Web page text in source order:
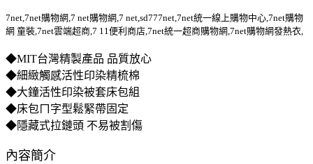
7net,7net購物網,7 net購物網,7 net,sd777net,7net統一線上購物中心,7net購物
網 童裝,7net雲端超商,7 11便利商店,7net統一超商購物網,7net購物網發熱衣,
◆MIT台灣精製產品 品質放心
◆細緻觸感活性印染精梳棉
◆大鐘活性印染被套床包組
◆床包ㄇ字型鬆緊帶固定
◆隱藏式拉鏈頭 不易被割傷
內容簡介